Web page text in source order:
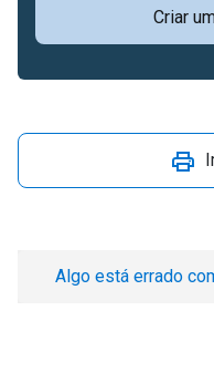
Criar
Algo está errado